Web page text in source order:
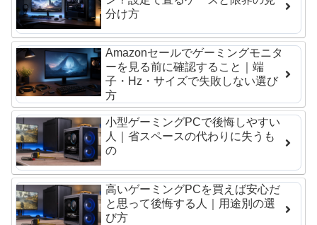
分け方
Amazonセールでゲーミングモニタ
ーを見る前に確認すること｜端
子・Hz・サイズで失敗しない選び
方
小型ゲーミングPCで後悔しやすい
人｜省スペースの代わりに失うも
の
高いゲーミングPCを買えば安心だ
と思って後悔する人｜用途別の選
び方